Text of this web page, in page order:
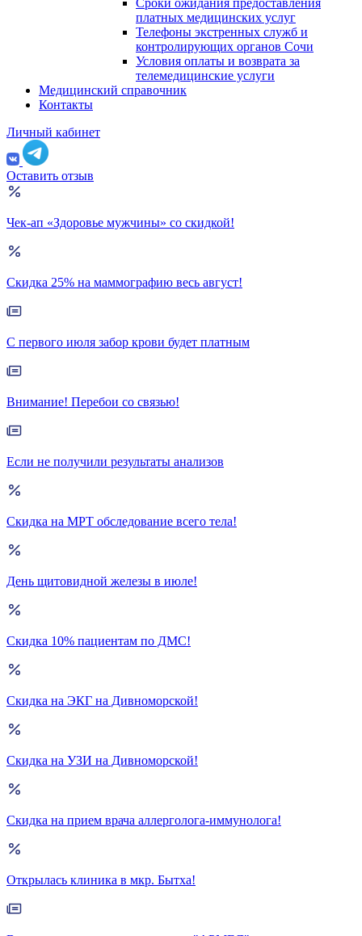
Сроки ожидания предоставления
платных медицинских услуг
Телефоны экстренных служб и
контролирующих органов Сочи
Условия оплаты и возврата за
телемедицинские услуги
Медицинский справочник
Контакты
Личный кабинет
Оставить отзыв
Чек-ап «Здоровье мужчины» со скидкой!
Скидка 25% на маммографию весь август!
С первого июля забор крови будет платным
Внимание! Перебои со связью!
Если не получили результаты анализов
Скидка на МРТ обследование всего тела!
День щитовидной железы в июле!
Скидка 10% пациентам по ДМС!
Скидка на ЭКГ на Дивноморской!
Скидка на УЗИ на Дивноморской!
Скидка на прием врача аллерголога-иммунолога!
Открылась клиника в мкр. Бытха!